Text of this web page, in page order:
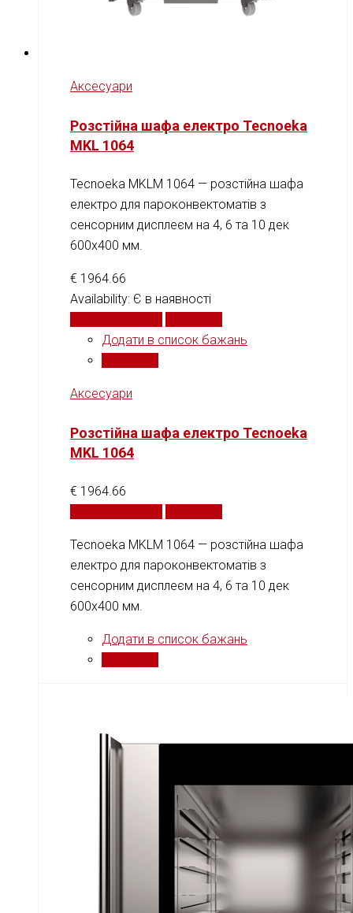
Аксесуари
Розстійна шафа електро Tecnoeka
MKL 1064
Tecnoeka MKLM 1064 — розстійна шафа
електро для пароконвектоматів з
сенсорним дисплеєм на 4, 6 та 10 дек
600x400 мм.
€ 1964.66
Availability: Є в наявності
Додати в список бажань
Аксесуари
Розстійна шафа електро Tecnoeka
MKL 1064
€ 1964.66
Tecnoeka MKLM 1064 — розстійна шафа
електро для пароконвектоматів з
сенсорним дисплеєм на 4, 6 та 10 дек
600x400 мм.
Додати в список бажань